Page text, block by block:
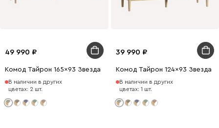
49 990
Комод Тайрон 165x93 Звезда ​
В наличии в других
цветах: 2 шт.
39 990
Комод Тайрон 124x93 Звезда ​
В наличии в других
цветах: 1 шт.